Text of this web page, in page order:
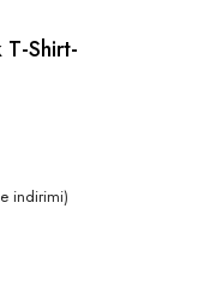
T-Shirt-
indirimi)